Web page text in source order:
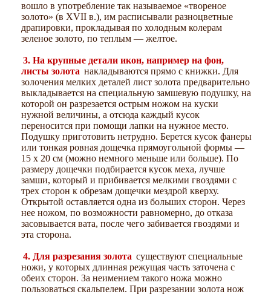
вошло в употребление так называемое «твореное
золото» (в XVII в.), им расписывали разноцветные
драпировки, прокладывая по холодным колерам
зеленое золото, по теплым — желтое.
3. На крупные детали икон, например на фон,
листы золота накладываются прямо с книжки. Для
золочения мелких деталей лист золота предварительно
выкладывается на специальную замшевую подушку, на
которой он разрезается острым ножом на куски
нужной величины, а отсюда каждый кусок
переносится при помощи лапки на нужное место.
Подушку приготовить нетрудно. Берется кусок фанеры
или тонкая ровная дощечка прямоугольной формы —
15 х 20 см (можно немного меньше или больше). По
размеру дощечки подбирается кусок меха, лучше
замши, который и прибивается мелкими гвоздями с
трех сторон к обрезам дощечки мездрой кверху.
Открытой оставляется одна из больших сторон. Через
нее ножом, по возможности равномерно, до отказа
засовывается вата, после чего забивается гвоздями и
эта сторона.
4. Для разрезания золота существуют специальные
ножи, у которых длинная режущая часть заточена с
обеих сторон. За неимением такого ножа можно
пользоваться скальпелем. При разрезании золота нож